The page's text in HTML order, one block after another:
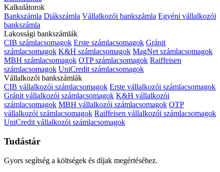
Kalkulátorok
Bankszámla Diákszámla Vállalkozói bankszámla Egyéni vállalkozói
bankszámla
Lakossági bankszámlák
CIB számlacsomagok Erste számlacsomagok Gránit
számlacsomagok K&H számlacsomagok MagNet számlacsomagok
MBH számlacsomagok OTP számlacsomagok Raiffeisen
számlacsomagok UniCredit számlacsomagok
Vállalkozói bankszámlák
CIB vállalkozói számlacsomagok Erste vállalkozói számlacsomagok
Gránit vállalkozói számlacsomagok K&H vállalkozói
számlacsomagok MBH vállalkozói számlacsomagok OTP
vállalkozói számlacsomagok Raiffeisen vállalkozói számlacsomagok
UniCredit vállalkozói számlacsomagok
Tudástár
Gyors segítség a költségek és díjak megértéséhez.